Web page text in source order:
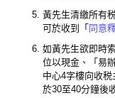
黃先生清繳所有
可於收到「 同意
如黃先生欲即時
位以現金、「易
中心4字樓向收税
於30至40分鐘後